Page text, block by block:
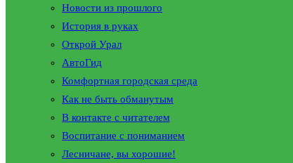
Новости из прошлого
История в руках
Открой Урал
АвтоГид
Комфортная городская среда
Как не быть обманутым
В контакте с читателем
Воспитание с пониманием
Лесничане, вы хорошие!